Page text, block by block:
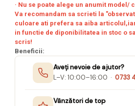
· Nu se poate alege un anumit model/
Va recomandam sa scrieti la
culoare ati prefera sa aiba
in functie de diponibilitatea in stoc o
scris!
Beneficii:
Aveți nevoie de ajutor?
L–V: 10:00–16:00 · 0733
Vânzători de top